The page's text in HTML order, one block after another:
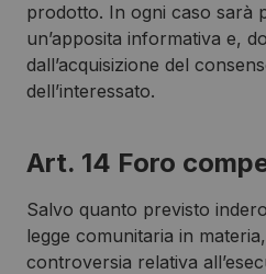
prodotto. In ogni caso sarà
un’apposita informativa e,
dall’acquisizione del
dell’interessato.
Art. 14 Foro
Salvo quanto previsto
legge comunitaria in
controversia relativa